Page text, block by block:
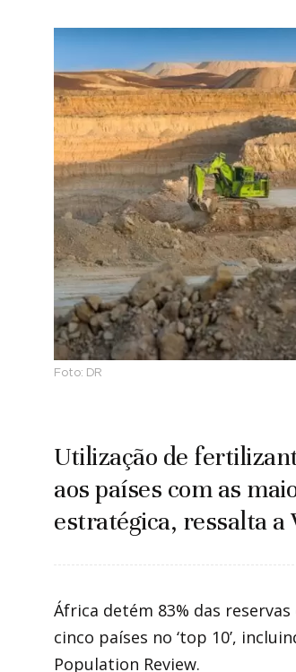
Foto: DR
Utilização de
aos países com as
estratégica, ressalta a
África detém 83% das
cinco países no ‘top 10’,
Population Review.